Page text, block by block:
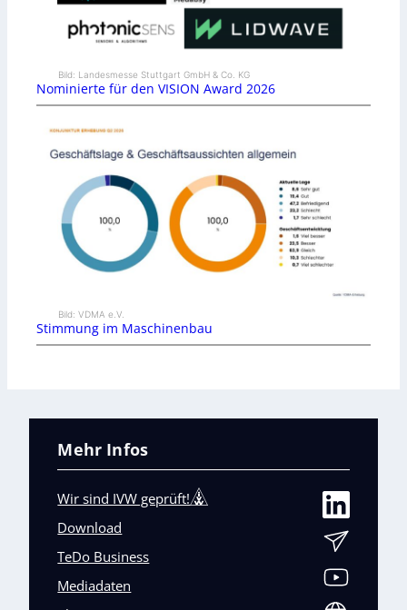
Bild: Landesmesse Stuttgart GmbH & Co. KG
Nominierte für den VISION Award 2026
Bild: VDMA e.V.
Stimmung im Maschinenbau
Mehr Infos
Wir sind IVW geprüft!
Download
TeDo Business
Mediadaten